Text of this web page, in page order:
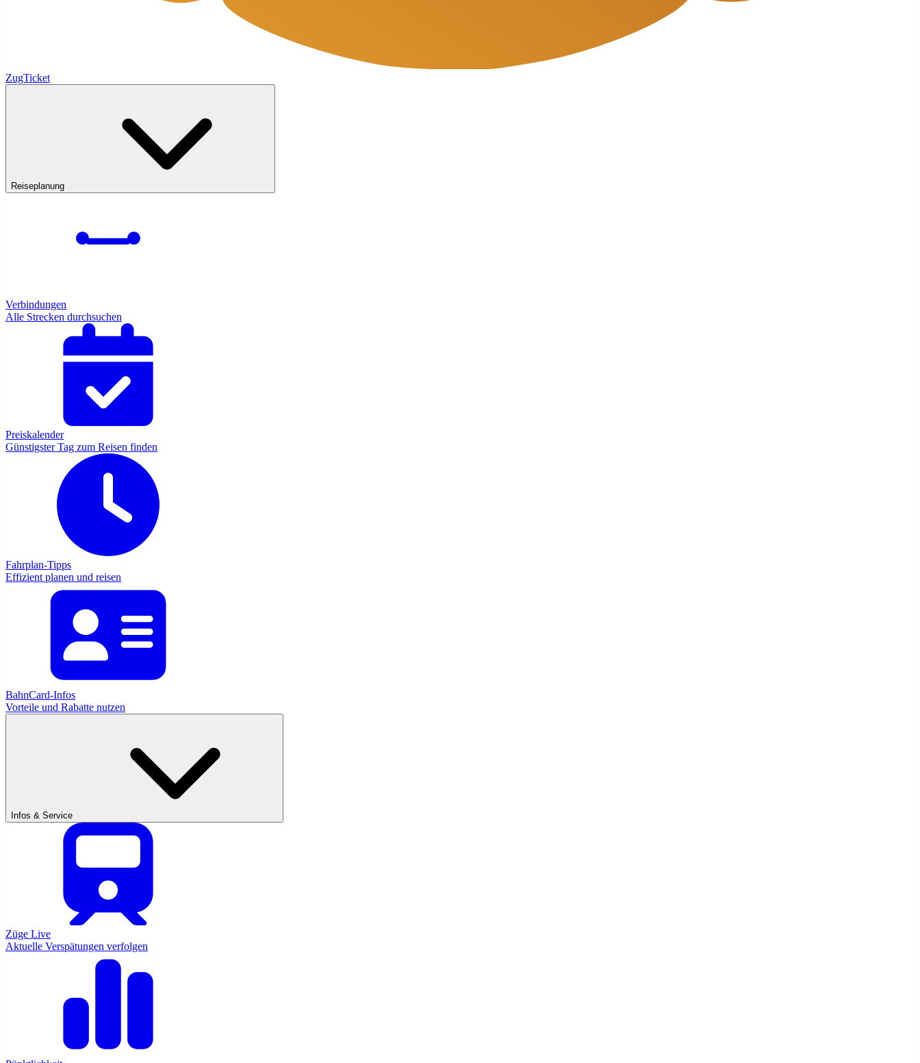
ZugTicket
Reiseplanung
Verbindungen
Alle Strecken durchsuchen
Preiskalender
Günstigster Tag zum Reisen finden
Fahrplan-Tipps
Effizient planen und reisen
BahnCard-Infos
Vorteile und Rabatte nutzen
Infos & Service
Züge Live
Aktuelle Verspätungen verfolgen